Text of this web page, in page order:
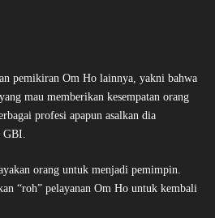
pemikiran Om Ho lainnya, yakni bahwa
mau memberikan kesempatan orang
profesi apapun asalkan dia
GBI.
orang untuk menjadi pemimpin.
“roh” pelayanan Om Ho untuk kembali